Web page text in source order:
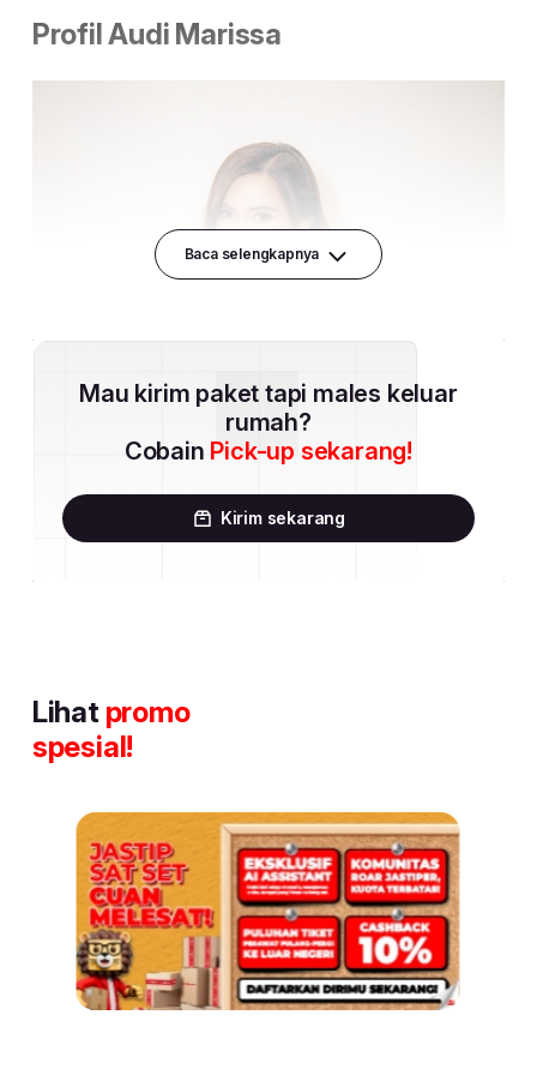
Baca selengkapnya
Mau kirim paket tapi males keluar
rumah?
Cobain Pick-up sekarang!
Kirim sekarang
Lihat promo
spesial!